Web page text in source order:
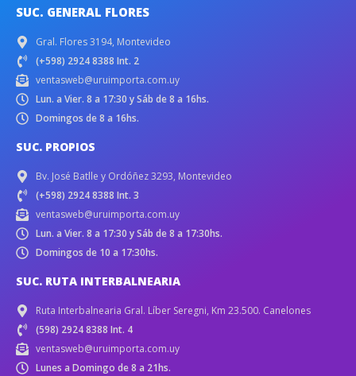
SUC. GENERAL FLORES
Gral. Flores 3194, Montevideo
(+598) 2924 8388 Int. 2
ventasweb@uruimporta.com.uy
Lun. a Vier. 8 a 17:30 y Sáb de 8 a 16hs.
Domingos de 8 a 16hs.
SUC. PROPIOS
Bv. José Batlle y Ordóñez 3293, Montevideo
(+598) 2924 8388 Int. 3
ventasweb@uruimporta.com.uy
Lun. a Vier. 8 a 17:30 y Sáb de 8 a 17:30hs.
Domingos de 10 a 17:30hs.
SUC. RUTA INTERBALNEARIA
Ruta Interbalnearia Gral. Líber Seregni, Km 23.500. Canelones
(598) 2924 8388 Int. 4
ventasweb@uruimporta.com.uy
Lunes a Domingo de 8 a 21hs.